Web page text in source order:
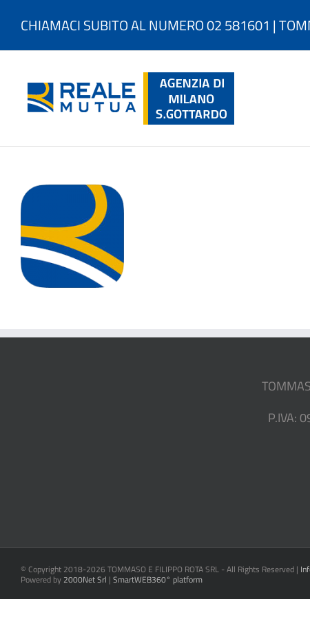
CHIAMACI SUBITO AL NUMERO 02 581601 |
P.IVA:
© Copyright 2018-2026 TOMMASO E FILIPPO ROTA SRL - All Rights Reserved |
Powered by 2000Net Srl | SmartWEB360° platform